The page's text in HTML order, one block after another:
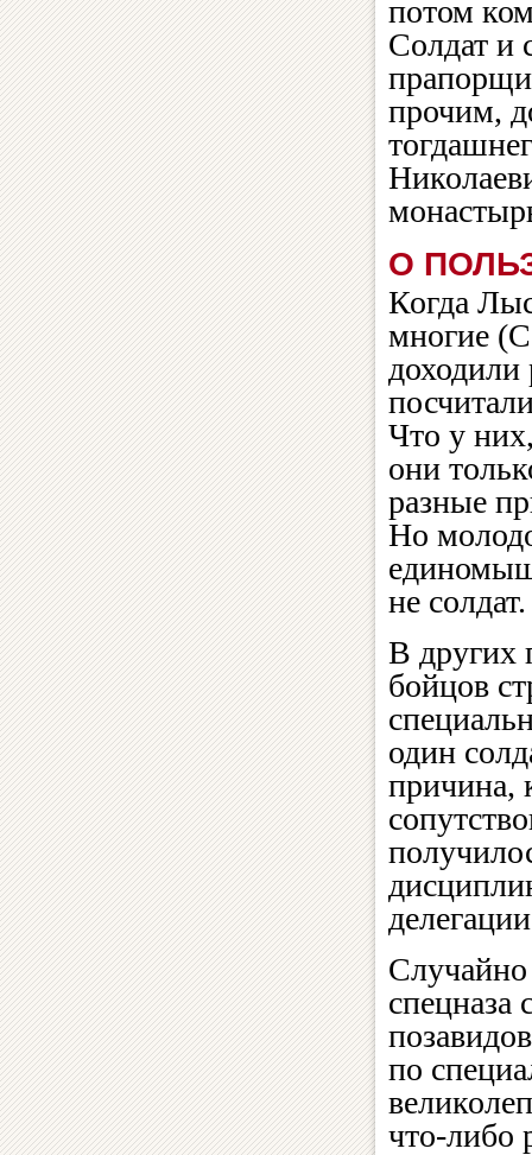
потом
Солдат и
прочим,
О
Когда
многие
Что у
они
разные
Но
не солдат.
В других
бойцов
один
причина,
Случайно
спецназа
по
что-либо